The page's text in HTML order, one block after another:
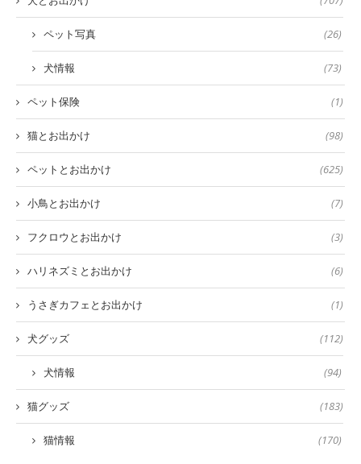
ペット写真 (26)
犬情報 (73)
ペット保険 (1)
猫とお出かけ (98)
ペットとお出かけ (625)
小鳥とお出かけ (7)
フクロウとお出かけ (3)
ハリネズミとお出かけ (6)
うさぎカフェとお出かけ (1)
犬グッズ (112)
犬情報 (94)
猫グッズ (183)
猫情報 (170)